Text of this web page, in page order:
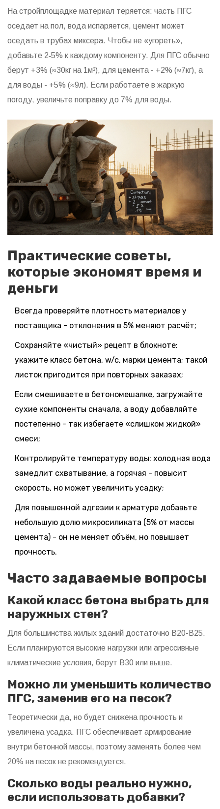
На стройплощадке материал теряется: часть ПГС
оседает на пол, вода испаряется, цемент может
оседать в трубах миксера. Чтобы не «угореть»,
добавьте 2‑5% к каждому компоненту. Для ПГС обычно
берут +3% (≈30кг на 1м³), для цемента - +2% (≈7кг), а
для воды - +5% (≈9л). Если работаете в жаркую
погоду, увеличьте поправку до 7% для воды.
Практические советы,
которые экономят время и
деньги
Всегда проверяйте плотность материалов у
поставщика - отклонения в 5% меняют расчёт;
Сохраняйте «чистый» рецепт в блокноте:
укажите класс бетона, w/c, марки цемента; такой
листок пригодится при повторных заказах;
Если смешиваете в бетономешалке, загружайте
сухие компоненты сначала, а воду добавляйте
постепенно - так избегаете «слишком жидкой»
смеси;
Контролируйте температуру воды: холодная вода
замедлит схватывание, а горячая - повысит
скорость, но может увеличить усадку;
Для повышенной адгезии к арматуре добавьте
небольшую долю микросиликата (5% от массы
цемента) - он не меняет объём, но повышает
прочность.
Часто задаваемые вопросы
Какой класс бетона выбрать для
наружных стен?
Для большинства жилых зданий достаточно B20-B25.
Если планируются высокие нагрузки или агрессивные
климатические условия, берут B30 или выше.
Можно ли уменьшить количество
ПГС, заменив его на песок?
Теоретически да, но будет снижена прочность и
увеличена усадка. ПГС обеспечивает армирование
внутри бетонной массы, поэтому заменять более чем
20% на песок не рекомендуется.
Сколько воды реально нужно,
если использовать добавки?